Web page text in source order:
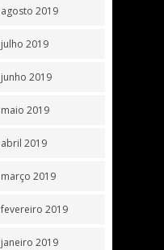
agosto 2019
julho 2019
junho 2019
maio 2019
abril 2019
março 2019
fevereiro 2019
janeiro 2019